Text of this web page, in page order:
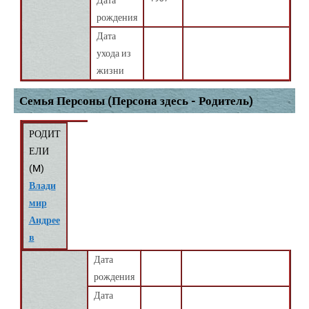
рождения
Дата
ухода из
жизни
Семья Персоны (Персона здесь - Родитель)
РОДИТ
ЕЛИ
(M)
Влади
мир
Андрее
в
Дата
рождения
Дата